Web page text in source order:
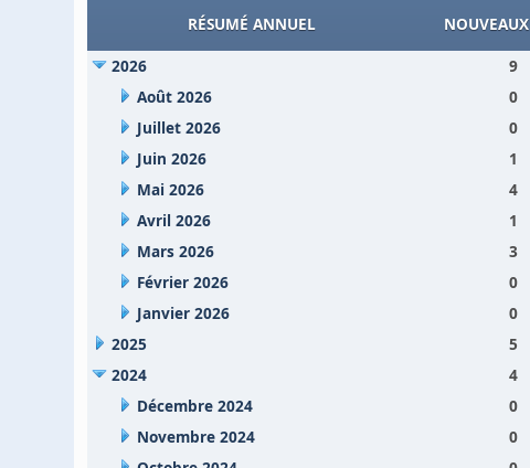
RÉSUMÉ ANNUEL NOUVEAUX
2026
9
Août 2026
0
Juillet 2026
0
Juin 2026
1
Mai 2026
4
Avril 2026
1
Mars 2026
3
Février 2026
0
Janvier 2026
0
2025
5
2024
4
Décembre 2024
0
Novembre 2024
0